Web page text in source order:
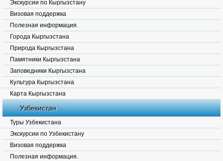
Экскурсии по Кыргызстану
Визовая поддержка
Полезная информация.
Города Кыргызстана
Природа Кыргызстана
Памятники Кыргызстана
Заповедники Кыргызстана
Культура Кыргызстана
Карта Кыргызстана
Узбекистан
Туры Узбекистана
Экскурсии по Узбекистану
Визовая поддержка
Полезная информация.